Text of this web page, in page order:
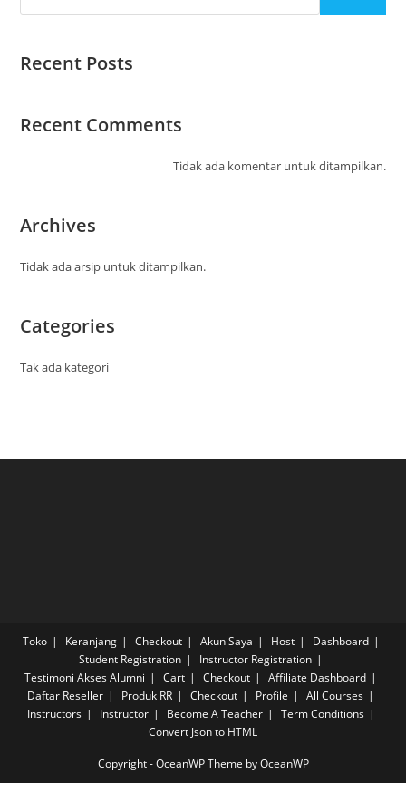
Recent Posts
Recent Comments
Tidak ada komentar untuk ditampilkan.
Archives
Tidak ada arsip untuk ditampilkan.
Categories
Tak ada kategori
Toko Keranjang Checkout Akun Saya Host
Dashboard
Student Registration
Instructor Registration
Testimoni Akses Alumni
Cart Checkout
Affiliate Dashboard
Daftar Reseller
Produk RR Checkout Profile
All Courses
Instructors
Instructor Become A Teacher
Term Conditions
Convert Json to HTML
Copyright - OceanWP Theme by OceanWP